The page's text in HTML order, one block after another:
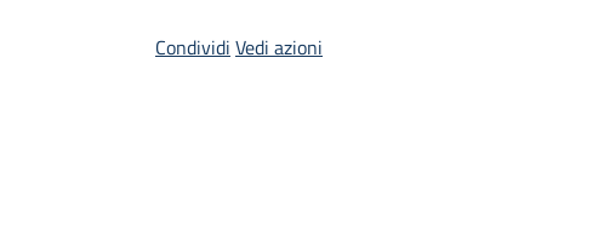
Condividi Vedi azioni